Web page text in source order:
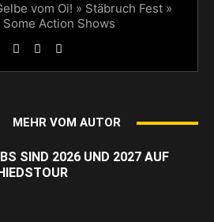
vom Oi! » Stäbruch Fest »
Some Action Shows
MEHR VOM AUTOR
SIND 2026 UND 2027 AUF